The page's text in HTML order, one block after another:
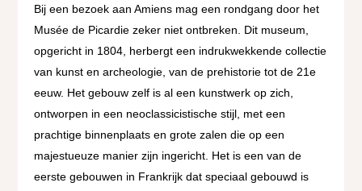
Bij een bezoek aan Amiens mag een rondgang door het
Musée de Picardie zeker niet ontbreken. Dit museum,
opgericht in 1804, herbergt een indrukwekkende collectie
van kunst en archeologie, van de prehistorie tot de 21e
eeuw. Het gebouw zelf is al een kunstwerk op zich,
ontworpen in een neoclassicistische stijl, met een
prachtige binnenplaats en grote zalen die op een
majestueuze manier zijn ingericht. Het is een van de
eerste gebouwen in Frankrijk dat speciaal gebouwd is